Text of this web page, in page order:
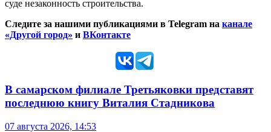
суде незаконность строительства.
Следите за нашими публикациями в Telegram на канале
«Другой город» и ВКонтакте
В самарском филиале Третьяковки представят
последнюю книгу Виталия Стадникова
07 августа 2026, 14:53